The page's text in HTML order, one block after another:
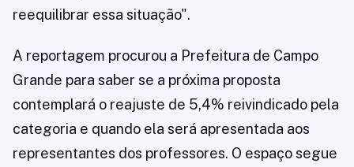
reequilibrar essa situação".
A reportagem procurou a Prefeitura de Campo
Grande para saber se a próxima proposta
contemplará o reajuste de 5,4% reivindicado pela
categoria e quando ela será apresentada aos
representantes dos professores. O espaço segue